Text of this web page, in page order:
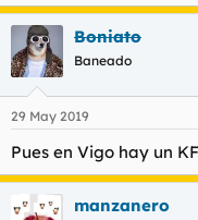
Boniato
Baneado
29 May 2019
Pues en Vigo hay un
manzanero